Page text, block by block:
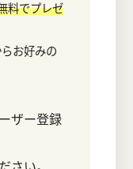
料でプレゼ
お好みの
ザー登録